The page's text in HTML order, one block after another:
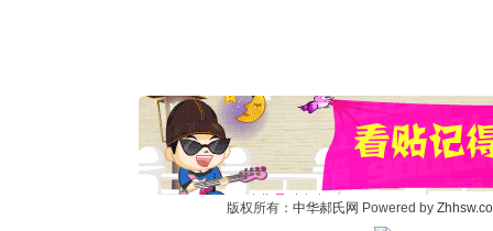
版权所有： 中华郝氏网 Powered by